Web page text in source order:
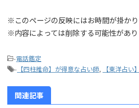
※このページの反映にはお時間が掛かり
※内容によっては削除する可能性があり
-電話鑑定
- 【四柱推命】が得意な占い師, 【東洋占い
関連記事